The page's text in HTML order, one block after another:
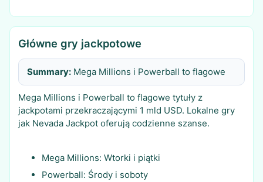
Główne gry jackpotowe
Summary:Mega Millions i Powerball to flagowe
Mega Millions i Powerball to flagowe tytuły z
jackpotami przekraczającymi 1 mld USD. Lokalne gry
jak Nevada Jackpot oferują codzienne szanse.
Mega Millions: Wtorki i piątki
Powerball: Środy i soboty